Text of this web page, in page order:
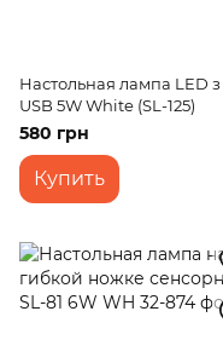
Настольная лампа LED з
USB 5W White (SL-125)
580 грн
Купить